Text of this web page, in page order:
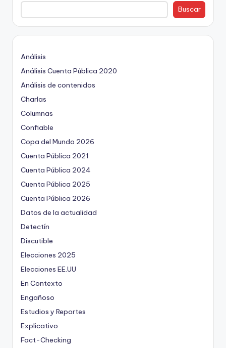
Buscar
Análisis
Análisis Cuenta Pública 2020
Análisis de contenidos
Charlas
Columnas
Confiable
Copa del Mundo 2026
Cuenta Pública 2021
Cuenta Pública 2024
Cuenta Pública 2025
Cuenta Pública 2026
Datos de la actualidad
Detectín
Discutible
Elecciones 2025
Elecciones EE.UU
En Contexto
Engañoso
Estudios y Reportes
Explicativo
Fact-Checking